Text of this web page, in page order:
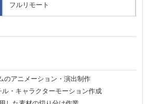
フルリモート
のアニメーション・演出制作
・キャラクターモーション作成